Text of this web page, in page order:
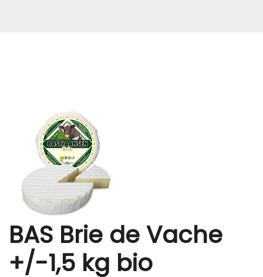
BAS Brie de Vache
+/-1,5 kg bio